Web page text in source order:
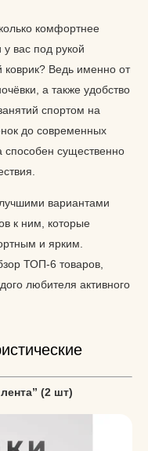
комфортнее
вас под рукой
коврик? Ведь именно от
а также удобство
спортом на
до современных
существенно
вариантами
к ним, которые
и ярким.
ТОП-6 товаров,
любителя активного
(2 шт)